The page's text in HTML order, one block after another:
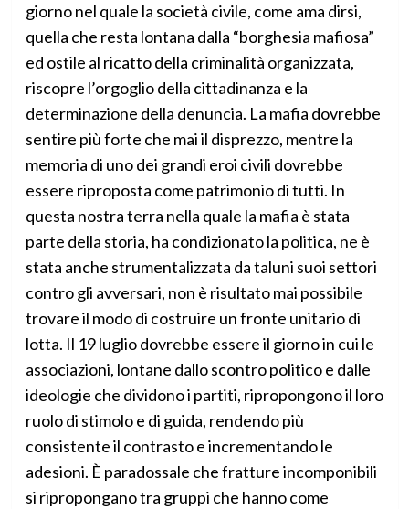
giorno nel quale la società civile, come ama dirsi,
quella che resta lontana dalla “borghesia mafiosa”
ed ostile al ricatto della criminalità organizzata,
riscopre l’orgoglio della cittadinanza e la
determinazione della denuncia. La mafia dovrebbe
sentire più forte che mai il disprezzo, mentre la
memoria di uno dei grandi eroi civili dovrebbe
essere riproposta come patrimonio di tutti. In
questa nostra terra nella quale la mafia è stata
parte della storia, ha condizionato la politica, ne è
stata anche strumentalizzata da taluni suoi settori
contro gli avversari, non è risultato mai possibile
trovare il modo di costruire un fronte unitario di
lotta. Il 19 luglio dovrebbe essere il giorno in cui le
associazioni, lontane dallo scontro politico e dalle
ideologie che dividono i partiti, ripropongono il loro
ruolo di stimolo e di guida, rendendo più
consistente il contrasto e incrementando le
adesioni. È paradossale che fratture incomponibili
si ripropongano tra gruppi che hanno come